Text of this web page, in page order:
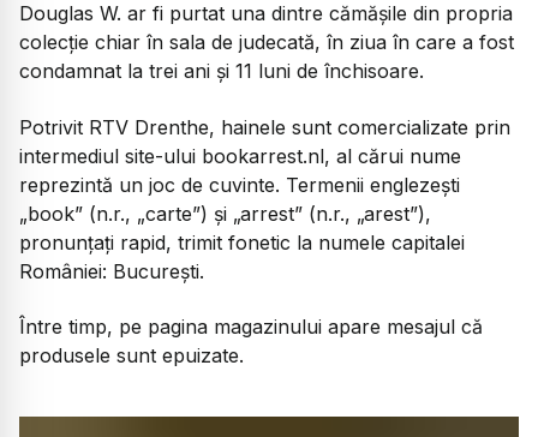
Douglas W. ar fi purtat una dintre cămășile din propria
colecție chiar în sala de judecată, în ziua în care a fost
condamnat la trei ani și 11 luni de închisoare.
Potrivit RTV Drenthe, hainele sunt comercializate prin
intermediul site-ului bookarrest.nl, al cărui nume
reprezintă un joc de cuvinte. Termenii englezești
„book” (n.r., „carte”) și „arrest” (n.r., „arest”),
pronunțați rapid, trimit fonetic la numele capitalei
României: București.
Între timp, pe pagina magazinului apare mesajul că
produsele sunt epuizate.